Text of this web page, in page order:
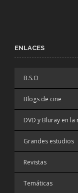
ENLACES
B.S.O
Blogs de cine
DVD y Bluray en la
Grandes estudios
Revistas
Temáticas